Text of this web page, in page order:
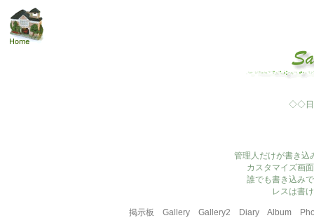
◇◇日
管理人だけが書き込
カスタマイズ画
誰でも書き込み
レスは書
掲示板 Gallery Gallery2 Diary Album